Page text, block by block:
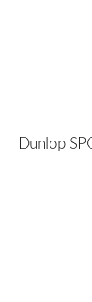
Dunlop